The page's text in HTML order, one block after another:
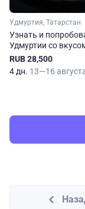
Удмуртия, Татарстан
Узнать и
Удмуртии со
RUB 28,500
4 дн. 13—16